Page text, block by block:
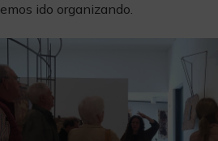
ido organizando.